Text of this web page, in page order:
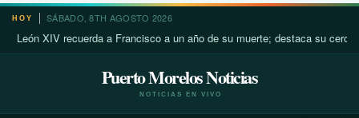
Saltar
contenido
HOY SÁBADO, 8TH AGOSTO 2026
XIV recuerda a Francisco a un año de su muerte; destaca su cercanía
Puerto Morelos Noticias
NOTICIAS EN VIVO